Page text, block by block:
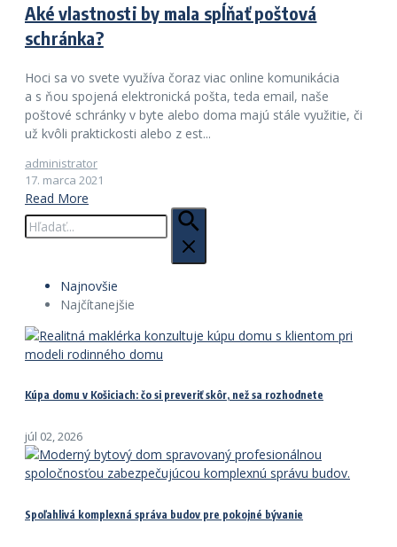
Aké vlastnosti by mala spĺňať poštová
schránka?
Hoci sa vo svete využíva čoraz viac online komunikácia
a s ňou spojená elektronická pošta, teda email, naše
poštové schránky v byte alebo doma majú stále využitie, či
už kvôli praktickosti alebo z est...
administrator
17. marca 2021
Read More
Hľadať:
Najnovšie
Najčítanejšie
Kúpa domu v Košiciach: čo si preveriť skôr, než sa rozhodnete
júl 02, 2026
Spoľahlivá komplexná správa budov pre pokojné bývanie